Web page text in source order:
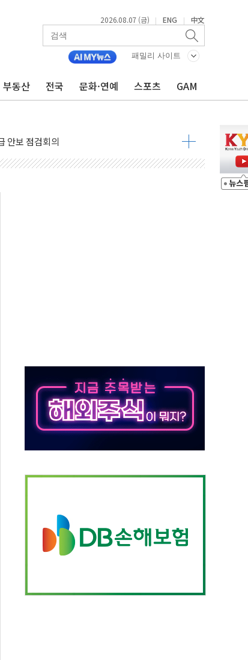
2026.08.07 (금) | ENG | 中文
패밀리 사이트
부동산 전국 문화·연예 스포츠 GAM
회원국 공격 검토… 거짓 깃발 작전"
·AI 데이터센터·모빌리티 구체화
도어대시↑ VS 샌디스크·피그마·앱러빈↓
법·자본시장법 개정 논의"
안보 점검회의
승...호실적 보고 기업 상승세 뚜렷
리' 공격… 시민들 공포감 극대화 전략
대감에 홀로 상한가…마진 잔액은 사상 최고
대 中과 비교해야"
봉'의 대민 봉사
면 부식 물질"
진화...외국인 노동자 숨져